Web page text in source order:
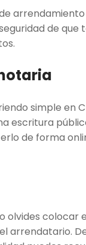
de que
simple en
escritura
de forma
olvides
arrendatario.